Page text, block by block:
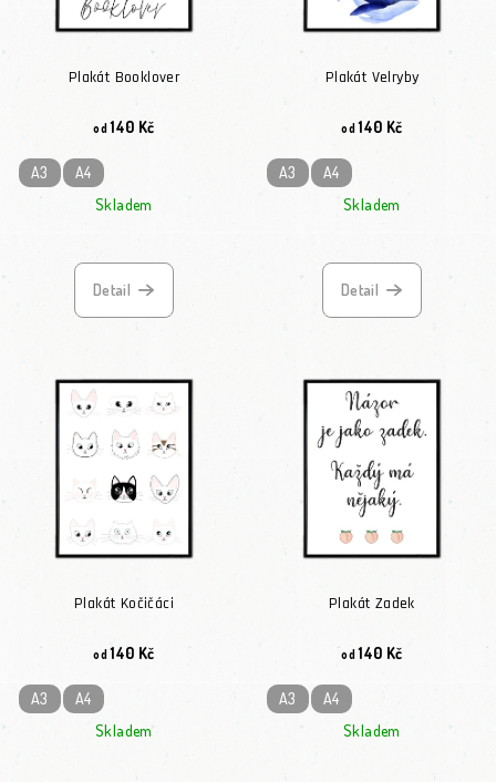
Plakát Booklover
od140 Kč
A3
A4
Skladem
Detail
Plakát Velryby
od140 Kč
A3
A4
Skladem
Detail
Plakát Kočičáci
od140 Kč
A3
A4
Skladem
Plakát Zadek
od140 Kč
A3
A4
Skladem